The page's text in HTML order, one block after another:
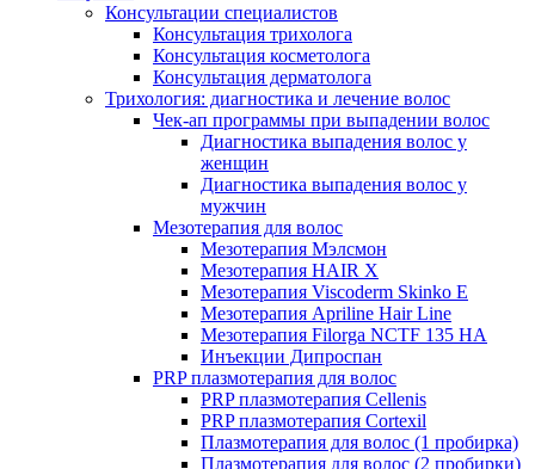
Консультации специалистов
Консультация трихолога
Консультация косметолога
Консультация дерматолога
Трихология: диагностика и лечение волос
Чек-ап программы при выпадении волос
Диагностика выпадения волос у
женщин
Диагностика выпадения волос у
мужчин
Мезотерапия для волос
Мезотерапия Мэлсмон
Мезотерапия HAIR X
Мезотерапия Viscoderm Skinko E
Мезотерапия Apriline Hair Line
Мезотерапия Filorga NCTF 135 HA
Инъекции Дипроспан
PRP плазмотерапия для волос
PRP плазмотерапия Cellenis
PRP плазмотерапия Cortexil
Плазмотерапия для волос (1 пробирка)
Плазмотерапия для волос (2 пробирки)